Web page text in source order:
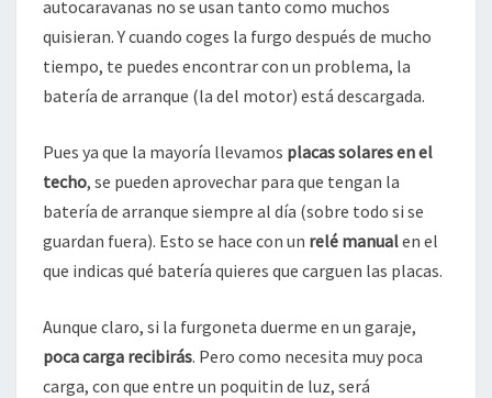
autocaravanas no se usan tanto como muchos
quisieran. Y cuando coges la furgo después de mucho
tiempo, te puedes encontrar con un problema, la
batería de arranque (la del motor) está descargada.
Pues ya que la mayoría llevamos placas solares en el
techo, se pueden aprovechar para que tengan la
batería de arranque siempre al día (sobre todo si se
guardan fuera). Esto se hace con un relé manualen el
que indicas qué batería quieres que carguen las placas.
Aunque claro, si la furgoneta duerme en un garaje,
poca carga recibirás. Pero como necesita muy poca
carga, con que entre un poquitin de luz, será